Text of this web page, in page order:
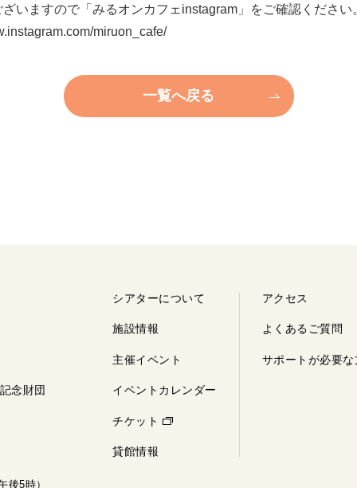
いますので「みるオンカフェinstagram」をご確認ください
miruon_cafe/
一覧へ戻る
念財団
後5時）
シアターについて
施設情報
主催イベント
イベントカレンダー
チケット
貸館情報
アクセス
よくあるご質問
サポートが必要な